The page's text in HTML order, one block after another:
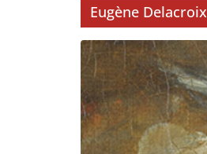
Eugène Delacroix